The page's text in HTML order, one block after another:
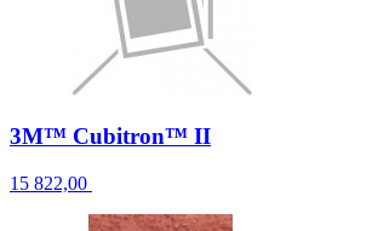
3M™ Cubitron™ II
15 822,00